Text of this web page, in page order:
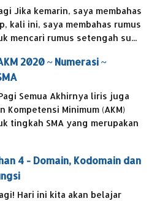
Jika kemarin, saya membahas
kali ini, saya membahas rumus
mencari rumus setengah su...
2020 ~ Numerasi ~
Semua Akhirnya liris juga
Kompetensi Minimum (AKM)
tingkah SMA yang merupakan
4 - Domain, Kodomain dan
Hari ini kita akan belajar